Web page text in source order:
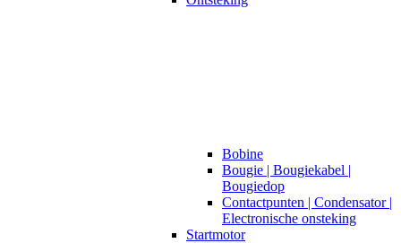
Bobine
Bougie | Bougiekabel |
Bougiedop
Contactpunten | Condensator |
Electronische onsteking
Startmotor